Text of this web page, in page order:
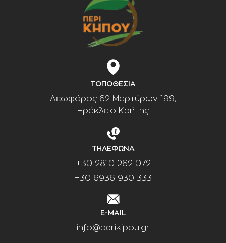
ΤΟΠΟΘΕΣΙΑ
Λεωφόρος 62 Μαρτύρων 199,
Ηράκλειο Κρήτης
ΤΗΛΕΦΩΝΑ
+30 2810 262 072
+30 6936 930 333
E-MAIL
info@perikipou.gr